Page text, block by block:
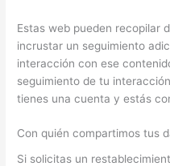
Estas web pueden recopilar
incrustar un seguimiento
interacción con ese
seguimiento de tu
tienes una cuenta y estás
Con quién compartimos tus
Si solicitas un